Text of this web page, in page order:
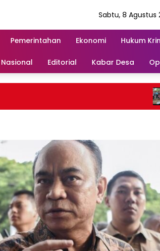
Sabtu, 8 Agustus
Pemerintahan Ekonomi Hukum
Nasional Editorial Kabar Desa